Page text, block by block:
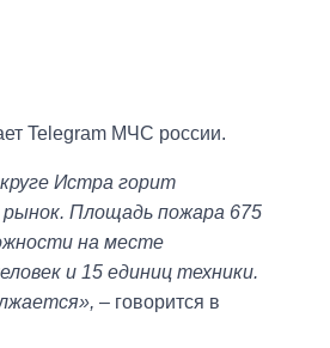
Telegram МЧС россии.
Истра горит
Площадь пожара 675
на месте
и 15 единиц техники.
– говорится в